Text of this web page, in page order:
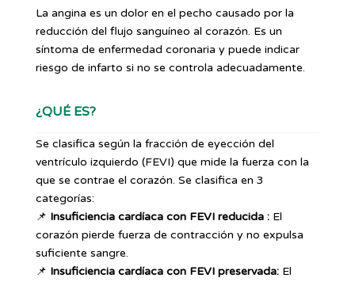
La angina es un dolor en el pecho causado por la
reducción del flujo sanguíneo al corazón. Es un
síntoma de enfermedad coronaria y puede indicar
riesgo de infarto si no se controla adecuadamente.
¿QUÉ ES?
Se clasifica según la fracción de eyección del
ventrículo izquierdo (FEVI) que mide la fuerza con la
que se contrae el corazón. Se clasifica en 3
categorías:
📌 Insuficiencia cardíaca con FEVI reducida :El
corazón pierde fuerza de contracción y no expulsa
suficiente sangre.
📌 Insuficiencia cardíaca con FEVI preservada:El